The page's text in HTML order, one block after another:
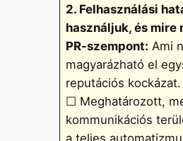
2. Felhasználási
használjuk, és mire
PR-szempont: Ami
magyarázható el
reputációs kockázat.
☐ Meghatározott,
kommunikációs